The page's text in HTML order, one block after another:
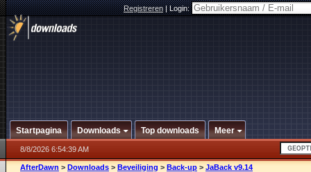
Registreren|Login:
Startpagina Downloads Top downloads Meer
8/8/2026 6:54:39 AM
AfterDawn > Downloads > Beveiliging > Back-up > JaBack v9.14